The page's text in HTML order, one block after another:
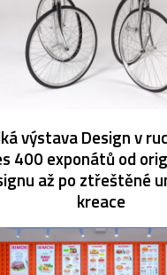
výstava Design v
400 exponátů od
až po ztřeštěné
kreace